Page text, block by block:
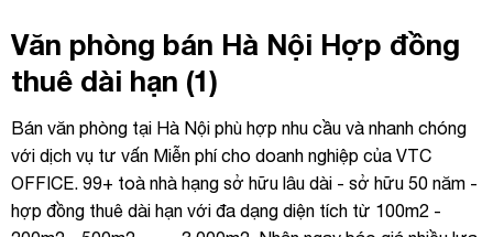
Văn phòng bán Hà Nội Hợp đồng
thuê dài hạn (1)
Bán văn phòng tại Hà Nội phù hợp nhu cầu và nhanh chóng
với dịch vụ tư vấn Miễn phí cho doanh nghiệp của VTC
OFFICE. 99+ toà nhà hạng sở hữu lâu dài - sở hữu 50 năm -
hợp đồng thuê dài hạn với đa dạng diện tích từ 100m2 -